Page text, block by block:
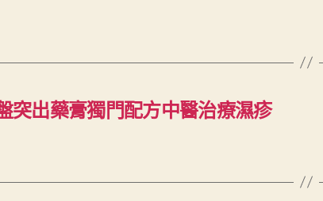
突出藥膏獨門配方中醫治療濕疹